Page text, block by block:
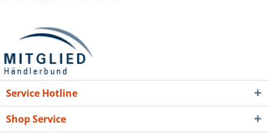
Service Hotline
Shop Service